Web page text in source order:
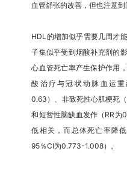
血管舒张的改善，但也注意到
HDL的增加似乎需要几周才
子集似乎受到烟酸补充剂的
心血管死亡率产生保护作用
酸治疗与冠状动脉血运重
0.63）、非致死性心肌梗死
和短暂性脑缺血发作（RR
低相关，而总体死亡率降
95％CI为0.773-1.008）。